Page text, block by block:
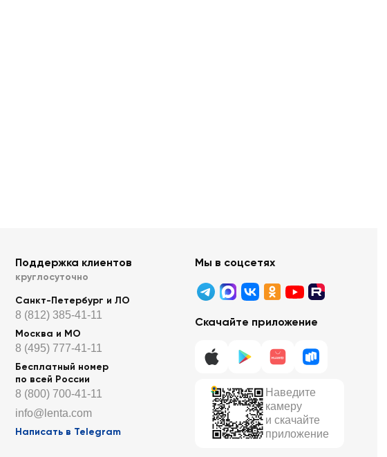
Поддержка клиентов
круглосуточно
Санкт-Петербург и ЛО
8 (812) 385-41-11
Москва и МО
8 (495) 777-41-11
Бесплатный номер
по всей России
8 (800) 700-41-11
info@lenta.com
Написать в Telegram
Мы в соцсетях
Скачайте приложение
Наведите
камеру
и скачайте
приложение